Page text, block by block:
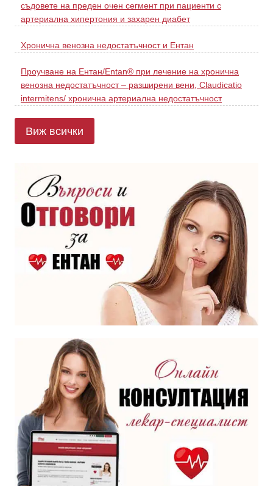
съдовете на преден очен сегмент при пациенти с
артериална хипертония и захарен диабет
Хронична венозна недостатъчност и Ентан
Проучване на Ентан/Entan® при лечение на хронична
венозна недостатъчност – разширени вени, Claudicatio
intermitens/ хронична артериална недостатъчност
Виж всички